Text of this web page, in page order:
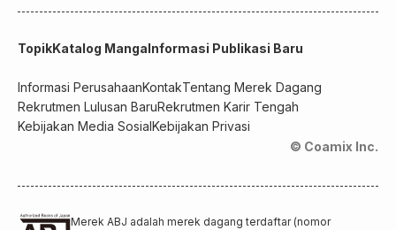
TopikKatalog MangaInformasi Publikasi Baru
Informasi PerusahaanKontakTentang Merek Dagang
Rekrutmen Lulusan BaruRekrutmen Karir Tengah
Kebijakan Media SosialKebijakan Privasi
© Coamix Inc.
Merek ABJ adalah merek dagang terdaftar (nomor